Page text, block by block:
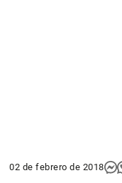
02 de febrero de 2018